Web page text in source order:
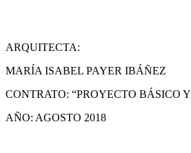
ARQUITECTA:
MARÍA ISABEL PAYER IBÁÑEZ
CONTRATO: “PROYECTO BÁSICO
AÑO: AGOSTO 2018